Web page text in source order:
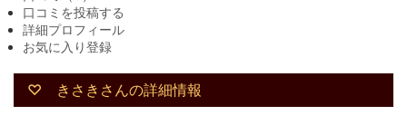
口コミを投稿する
詳細プロフィール
お気に入り登録
♡ きさきさんの詳細情報